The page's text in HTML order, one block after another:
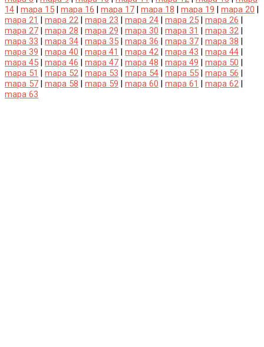
14 | mapa 15 | mapa 16 | mapa 17 | mapa 18 | mapa 19 | mapa 20 |
mapa 21 | mapa 22 | mapa 23 | mapa 24 | mapa 25 | mapa 26 |
mapa 27 | mapa 28 | mapa 29 | mapa 30 | mapa 31 | mapa 32 |
mapa 33 | mapa 34 | mapa 35 | mapa 36 | mapa 37 | mapa 38 |
mapa 39 | mapa 40 | mapa 41 | mapa 42 | mapa 43 | mapa 44 |
mapa 45 | mapa 46 | mapa 47 | mapa 48 | mapa 49 | mapa 50 |
mapa 51 | mapa 52 | mapa 53 | mapa 54 | mapa 55 | mapa 56 |
mapa 57 | mapa 58 | mapa 59 | mapa 60 | mapa 61 | mapa 62 |
mapa 63